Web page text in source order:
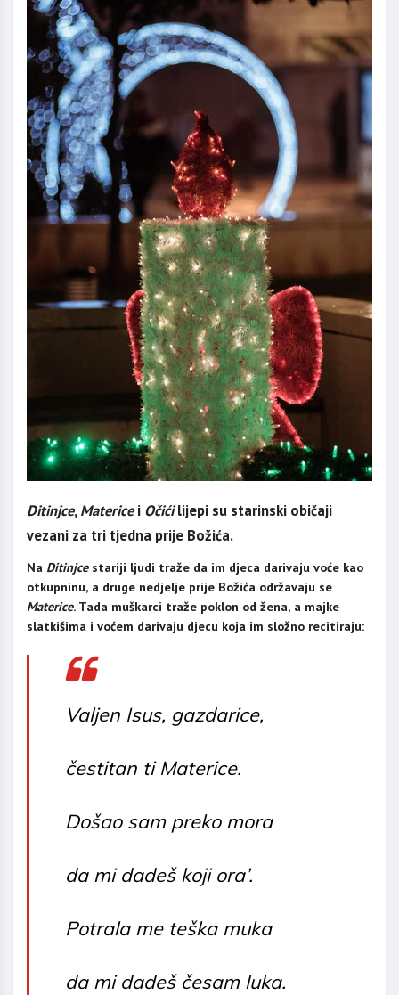
Ditinjce,Matericei Očićilijepi su starinski običaji
vezani za tri tjedna prije Božića.
Na Ditinjcestariji ljudi traže da im djeca darivaju voće kao
otkupninu, a druge nedjelje prije Božića održavaju se
Materice. Tada muškarci traže poklon od žena, a majke
slatkišima i voćem darivaju djecu koja im složno recitiraju:
Valjen Isus, gazdarice,
čestitan ti Materice.
Došao sam preko mora
da mi dadeš koji ora’.
Potrala me teška muka
da mi dadeš česam luka.